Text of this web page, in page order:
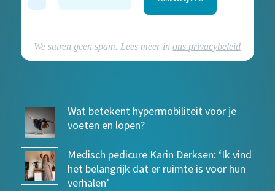
We sturen geen spam. Lees meer inons privacybeleid
Wat betekent hypermobiliteit voor je
voeten en lopen?
Medisch pedicure Karin Derksen: ‘Ik vind
het belangrijk dat er ruimte is voor hun
verhalen’